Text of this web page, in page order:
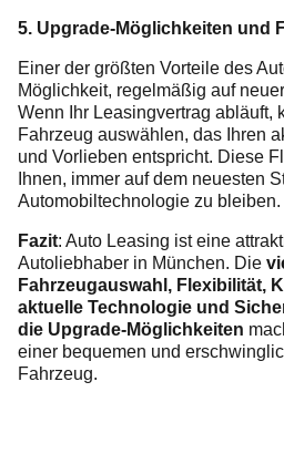
5. Upgrade-Möglichkeiten und
Einer der größten Vorteile des
Möglichkeit, regelmäßig auf
Wenn Ihr Leasingvertrag abläuft,
Fahrzeug auswählen, das Ihren
und Vorlieben entspricht. Diese
Ihnen, immer auf dem neuesten
Automobiltechnologie zu bleiben.
Fazit: Auto Leasing ist eine
Autoliebhaber in München. Die
Fahrzeugauswahl, Flexibilität,
aktuelle Technologie und
die Upgrade-Möglichkeiten
einer bequemen und
Fahrzeug.